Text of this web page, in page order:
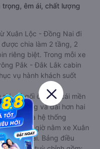
êm ái, chất lượng
Xuân Lộc - Đồng Nai đi
chia làm 2 tầng, 2
riêng biệt. Trong mỗi xe
Pắk - Đắk Lắk cabin
vụ hành khách suốt
có gối ôm, có cái mền
rộng và dài hơn hai
biệt là hệ thống
những giờ nằm xe Xuân
Lắk dài. Bảng điều